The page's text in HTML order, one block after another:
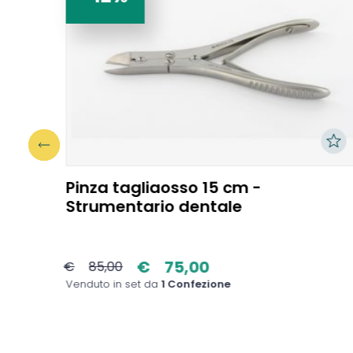
Pinza tagliaosso 15 cm -
Strumentario dentale
€ 85,00 € 75,00
Venduto in set da1 Confezione